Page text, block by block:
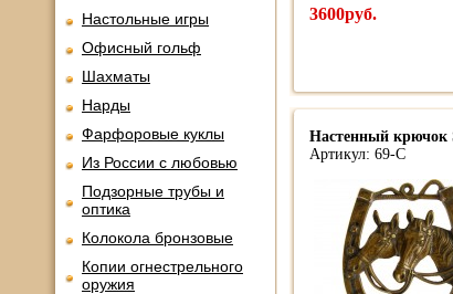
Настольные игры
Офисный гольф
Шахматы
Нарды
Фарфоровые куклы
Из России с любовью
Подзорные трубы и
оптика
Колокола бронзовые
Копии огнестрельного
оружия
3600руб.
Настенный
Артикул: 69-С